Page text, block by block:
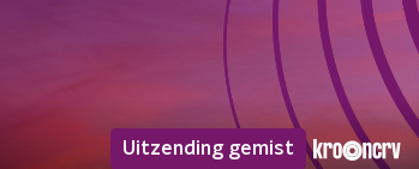
Uitzending gemist